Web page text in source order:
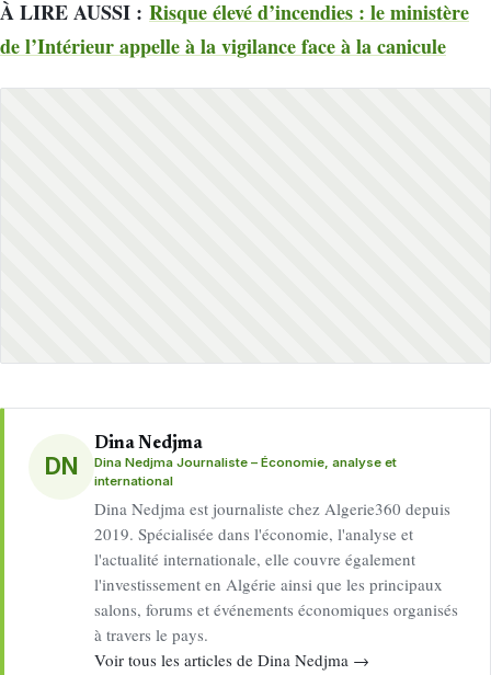
À LIRE AUSSI : Risque élevé d’incendies : le ministère
de l’Intérieur appelle à la vigilance face à la canicule
DN
Dina Nedjma
Dina Nedjma Journaliste – Économie, analyse et
international
Dina Nedjma est journaliste chez Algerie360 depuis
2019. Spécialisée dans l'économie, l'analyse et
l'actualité internationale, elle couvre également
l'investissement en Algérie ainsi que les principaux
salons, forums et événements économiques organisés
à travers le pays.
Voir tous les articles de Dina Nedjma →